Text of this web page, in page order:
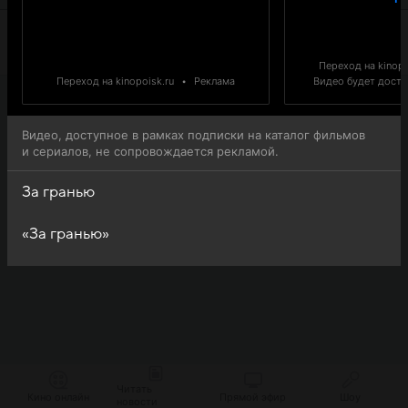
Переход на kinopoisk.ru • Реклама
Переход на
Видео будет
Видео, доступное в рамках подписки на каталог фильмов
и сериалов, не сопровождается рекламой.
За гранью
«За гранью»